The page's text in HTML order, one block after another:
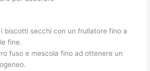
biscotti secchi con un frullatore fino a
fine.
fuso e mescola fino ad ottenere un